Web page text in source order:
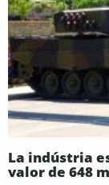
La indústria
valor de 648